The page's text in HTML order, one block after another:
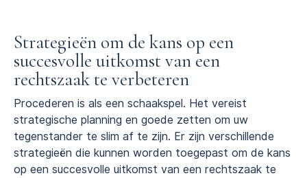
Strategieën om de kans op een
succesvolle uitkomst van een
rechtszaak te verbeteren
Procederen is als een schaakspel. Het vereist
strategische planning en goede zetten om uw
tegenstander te slim af te zijn. Er zijn verschillende
strategieën die kunnen worden toegepast om de kans
op een succesvolle uitkomst van een rechtszaak te